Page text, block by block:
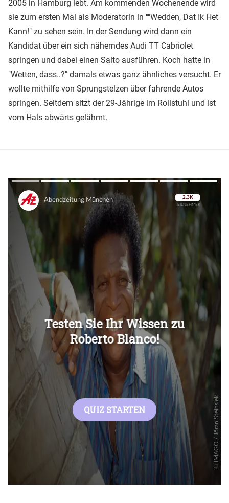
2005 in Hamburg lebt. Am kommenden Wochenende wird
sie zum ersten Mal als Moderatorin in ""Wedden, Dat Ik Het
Kann!" zu sehen sein. In der Sendung wird dann ein
Kandidat über ein sich näherndes Audi TT Cabriolet
springen und dabei einen Salto ausführen. Koch hatte in
"Wetten, dass..?" damals etwas ganz ähnliches versucht. Er
wollte mithilfe von Sprungstelzen über fahrende Autos
springen. Seitdem sitzt der 29-Jährige im Rollstuhl und ist
vom Hals abwärts gelähmt.
Überspringen
Überspringen